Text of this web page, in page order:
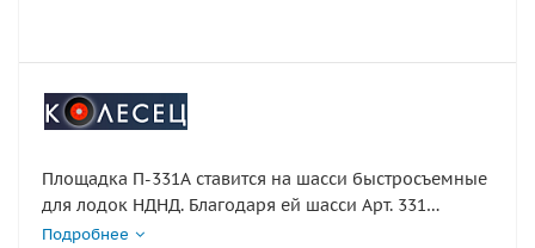
Площадка П-331А ставится на шасси быстросъемные
для лодок НДНД. Благодаря ей шасси Арт. 331
работают и в нижнем и в верхнем положении из-за
Подробнее